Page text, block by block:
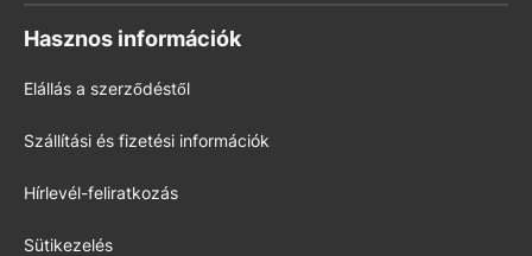
Hasznos információk
Elállás a szerződéstől
Szállítási és fizetési információk
Hírlevél-feliratkozás
Sütikezelés